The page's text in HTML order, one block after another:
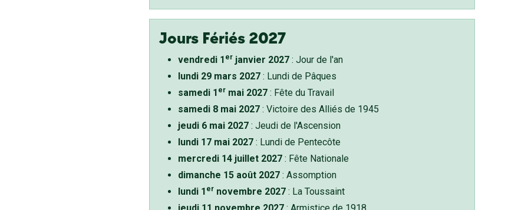
Jours Fériés 2027
vendredi 1 erjanvier 2027: Jour de l'an
lundi 29 mars 2027: Lundi de Pâques
samedi 1 ermai 2027: Fête du Travail
samedi 8 mai 2027: Victoire des Alliés de 1945
jeudi 6 mai 2027: Jeudi de l'Ascension
lundi 17 mai 2027: Lundi de Pentecôte
mercredi 14 juillet 2027: Fête Nationale
dimanche 15 août 2027: Assomption
lundi 1 ernovembre 2027: La Toussaint
jeudi 11 novembre 2027: Armistice de 1918